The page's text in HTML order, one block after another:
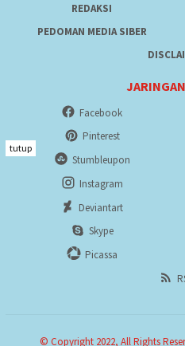
REDAKSI
PEDOMAN MEDIA SIBER
Facebook
Pinterest
Stumbleupon
Instagram
Deviantart
Skype
Picassa
© Copyright 2022, All Rights
tutup